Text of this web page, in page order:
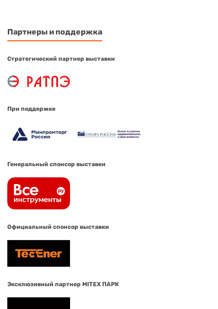
Партнеры и поддержка
Стратегический партнер выставки
При поддержке
Генеральный спонсор выставки
Официальный спонсор выставки
Эксклюзивный партнер MITEX ПАРК